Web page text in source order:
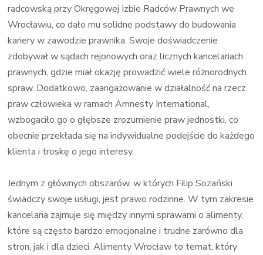
radcowską przy Okręgowej Izbie Radców Prawnych we
Wrocławiu, co dało mu solidne podstawy do budowania
kariery w zawodzie prawnika. Swoje doświadczenie
zdobywał w sądach rejonowych oraz licznych kancelariach
prawnych, gdzie miał okazję prowadzić wiele różnorodnych
spraw. Dodatkowo, zaangażowanie w działalność na rzecz
praw człowieka w ramach Amnesty International,
wzbogaciło go o głębsze zrozumienie praw jednostki, co
obecnie przekłada się na indywidualne podejście do każdego
klienta i troskę o jego interesy.
Jednym z głównych obszarów, w których Filip Sozański
świadczy swoje usługi, jest prawo rodzinne. W tym zakresie
kancelaria zajmuje się między innymi sprawami o alimenty,
które są często bardzo emocjonalne i trudne zarówno dla
stron, jak i dla dzieci. Alimenty Wrocław to temat, który